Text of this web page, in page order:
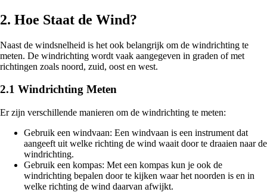
2. Hoe Staat de Wind?
Naast de windsnelheid is het ook belangrijk om de windrichting te
meten. De windrichting wordt vaak aangegeven in graden of met
richtingen zoals noord, zuid, oost en west.
2.1 Windrichting Meten
Er zijn verschillende manieren om de windrichting te meten:
Gebruik een windvaan: Een windvaan is een instrument dat
aangeeft uit welke richting de wind waait door te draaien naar de
windrichting.
Gebruik een kompas: Met een kompas kun je ook de
windrichting bepalen door te kijken waar het noorden is en in
welke richting de wind daarvan afwijkt.